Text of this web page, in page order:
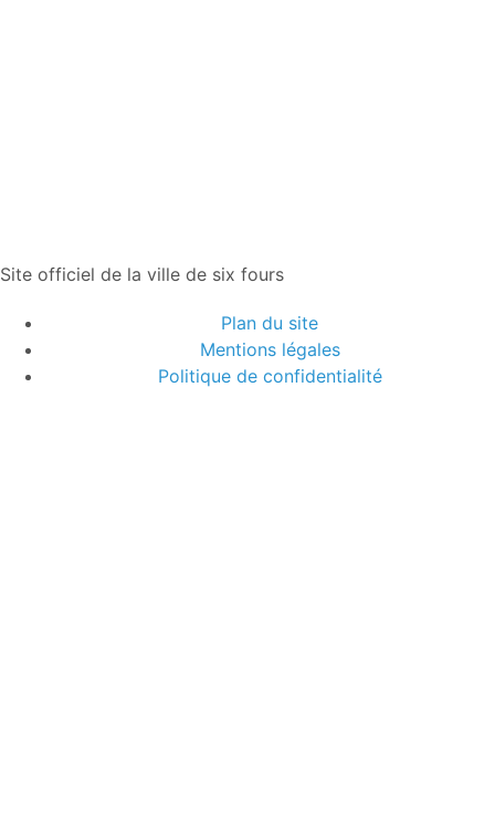
Site officiel de la ville de six fours
Plan du site
Mentions légales
Politique de confidentialité